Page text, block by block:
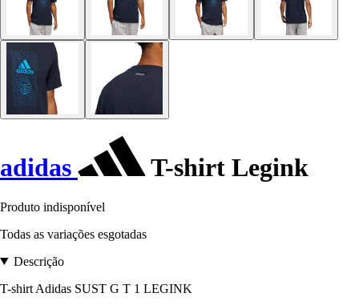
adidas T-shirt Legink
Produto indisponível
Todas as variações esgotadas
Descrição
T-shirt Adidas SUST G T 1 LEGINK